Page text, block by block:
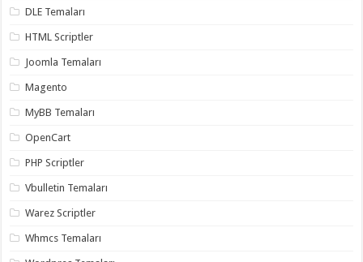
taşımacılık,
gaziantep
organizasyon
gaziantep
organizasyon,
gaziantep
organizasyon
gaziantep
gaziantep
gaziantep
gaziantep
twitter
hilesi ,
takipçi
DLE Temaları
HTML Scriptler
Joomla Temaları
Magento
MyBB Temaları
OpenCart
PHP Scriptler
Vbulletin Temaları
Warez Scriptler
Whmcs Temaları